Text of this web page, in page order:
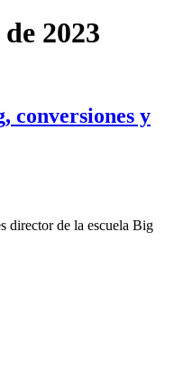
2023
conversiones y
director de la escuela Big